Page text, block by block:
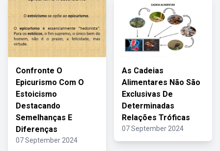
Confronte O
Epicurismo Com O
Estoicismo
Destacando
Semelhanças E
Diferenças
07 September 2024
As Cadeias
Alimentares Não São
Exclusivas De
Determinadas
Relações Tróficas
07 September 2024